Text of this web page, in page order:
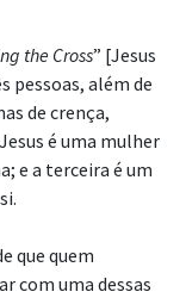
the Cross” [Jesus
pessoas, além de
de crença,
é uma mulher
e a terceira é um
que quem
com uma dessas